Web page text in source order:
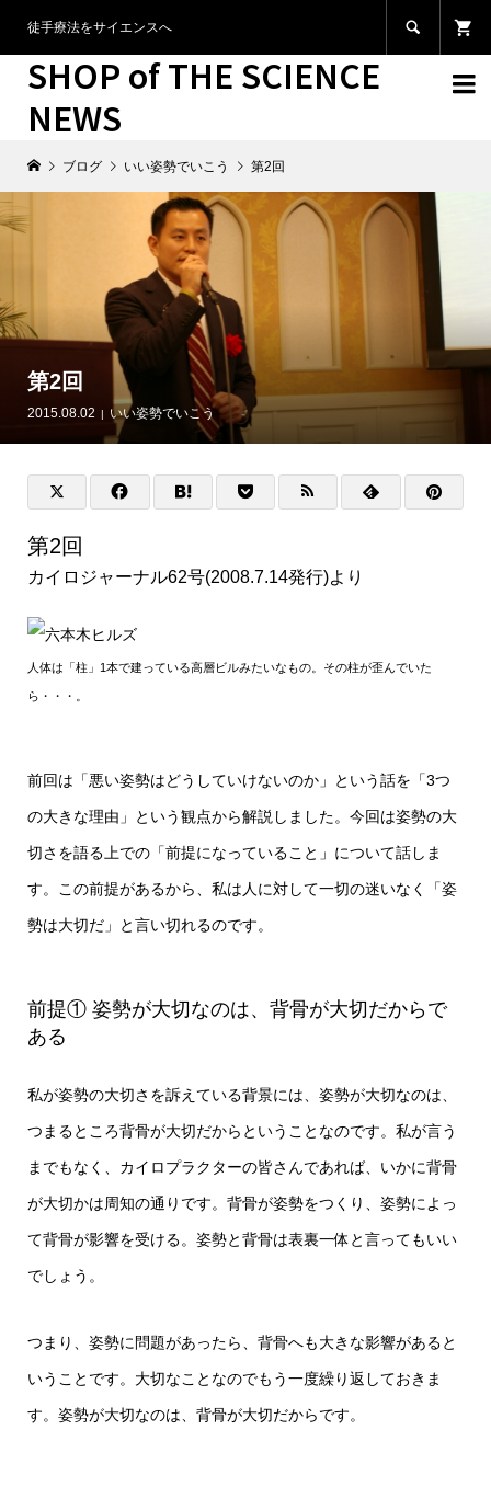
徒手療法をサイエンスへ 
SHOP of THE SCIENCE
NEWS

ブログ いい姿勢でいこう 第2回
第2回
2015.08.02 いい姿勢でいこう
第2回
カイロジャーナル62号(2008.7.14発行)より
人体は「柱」1本で建っている高層ビルみたいなもの。その柱が歪んでいた
ら・・・。
前回は「悪い姿勢はどうしていけないのか」という話を「3つ
の大きな理由」という観点から解説しました。今回は姿勢の大
切さを語る上での「前提になっていること」について話しま
す。この前提があるから、私は人に対して一切の迷いなく「姿
勢は大切だ」と言い切れるのです。
前提① 姿勢が大切なのは、背骨が大切だからで
ある
私が姿勢の大切さを訴えている背景には、姿勢が大切なのは、
つまるところ背骨が大切だからということなのです。私が言う
までもなく、カイロプラクターの皆さんであれば、いかに背骨
が大切かは周知の通りです。背骨が姿勢をつくり、姿勢によっ
て背骨が影響を受ける。姿勢と背骨は表裏一体と言ってもいい
でしょう。
つまり、姿勢に問題があったら、背骨へも大きな影響があると
いうことです。大切なことなのでもう一度繰り返しておきま
す。姿勢が大切なのは、背骨が大切だからです。